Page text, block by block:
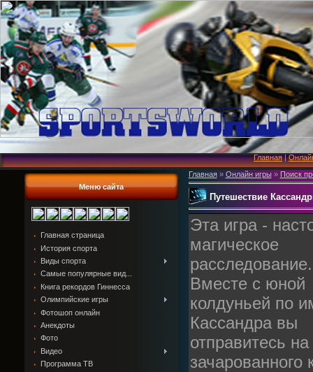
Главная|
Меню сайта
Главная страница
История спорта
Виды спорта
Самые популярные вид...
Книга рекордов Гиннесса
Олимпийские игры
Фотошоп онлайн
Анекдоты
Фото
Видео
Программа ТВ
Главная» Онлайн игры» Поиск
Путешествие
Эта игра -
магическое
расследование.
Вместе с юной
колдуньей по
Кассандра вы
отправитесь
зачарованного